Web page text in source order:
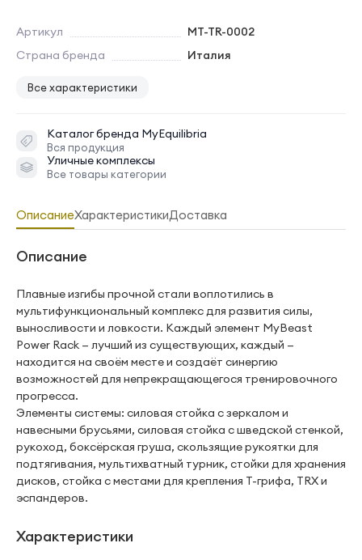
Артикул
MT-TR-0002
Страна бренда
Италия
Все характеристики
Каталог бренда MyEquilibria
Вся продукция
Уличные комплексы
Все товары категории
ОписаниеХарактеристикиДоставка
Описание
Плавные изгибы прочной стали воплотились в
мультифункциональный комплекс для развития силы,
выносливости и ловкости. Каждый элемент MyBeast
Power Rack — лучший из существующих, каждый —
находится на своём месте и создаёт синергию
возможностей для непрекращающегося тренировочного
прогресса.
Элементы системы: силовая стойка с зеркалом и
навесными брусьями, силовая стойка с шведской стенкой,
рукоход, боксёрская груша, скользящие рукоятки для
подтягивания, мультихватный турник, стойки для хранения
дисков, стойка с местами для крепления Т-грифа, TRX и
эспандеров.
Характеристики